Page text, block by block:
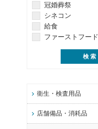
冠婚葬祭
シネコン
給食
ファーストフード
衛生・検査用品
店舗備品・消耗品